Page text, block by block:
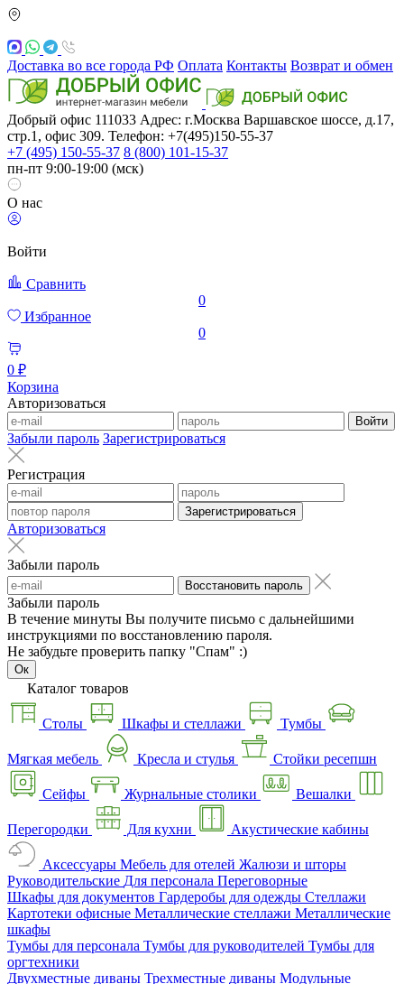
Доставка во все города РФ Оплата Контакты Возврат и обмен
Добрый офис 111033 Адрес: г.Москва Варшавское шоссе, д.17,
стр.1, офис 309. Телефон: +7(495)150-55-37
+7 (495) 150-55-37 8 (800) 101-15-37
пн-пт 9:00-19:00 (мск)
О нас
Войти
Сравнить
0
Избранное
0
0 ₽
Корзина
Авторизоваться
Войти
Забыли пароль Зарегистрироваться
Регистрация
Зарегистрироваться
Авторизоваться
Забыли пароль
Восстановить пароль
Забыли пароль
В течение минуты Вы получите письмо с дальнейшими
инструкциями по восстановлению пароля.
Не забудьте проверить папку "Спам" :)
Ок
Каталог товаров
Столы Шкафы и стеллажи Тумбы
Мягкая мебель Кресла и стулья Стойки ресепшн
Сейфы Журнальные столики Вешалки
Перегородки Для кухни Акустические кабины
Аксессуары Мебель для отелей Жалюзи и шторы
Руководительские Для персонала Переговорные
Шкафы для документов Гардеробы для одежды Стеллажи
Картотеки офисные Металлические стеллажи Металлические
шкафы
Тумбы для персонала Тумбы для руководителей Тумбы для
оргтехники
Двухместные диваны Трехместные диваны Модульные